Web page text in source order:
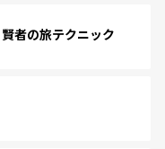
者の旅テクニック